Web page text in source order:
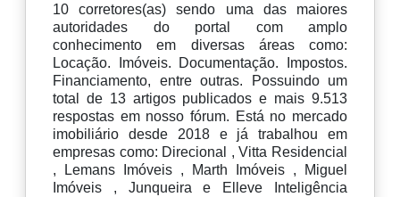
10 corretores(as) sendo uma das maiores
autoridades do portal com amplo
conhecimento em diversas áreas como:
Locação. Imóveis. Documentação. Impostos.
Financiamento, entre outras. Possuindo um
total de 13 artigos publicados e mais 9.513
respostas em nosso fórum. Está no mercado
imobiliário desde 2018 e já trabalhou em
empresas como: Direcional , Vitta Residencial
, Lemans Imóveis , Marth Imóveis , Miguel
Imóveis , Junqueira e Elleve Inteligência